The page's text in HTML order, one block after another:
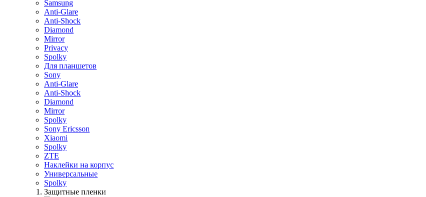
Samsung
Anti-Glare
Anti-Shock
Diamond
Mirror
Privacy
Spolky
Для планшетов
Sony
Anti-Glare
Anti-Shock
Diamond
Mirror
Spolky
Sony Ericsson
Xiaomi
Spolky
ZTE
Наклейки на корпус
Универсальные
Spolky
Защитные пленки